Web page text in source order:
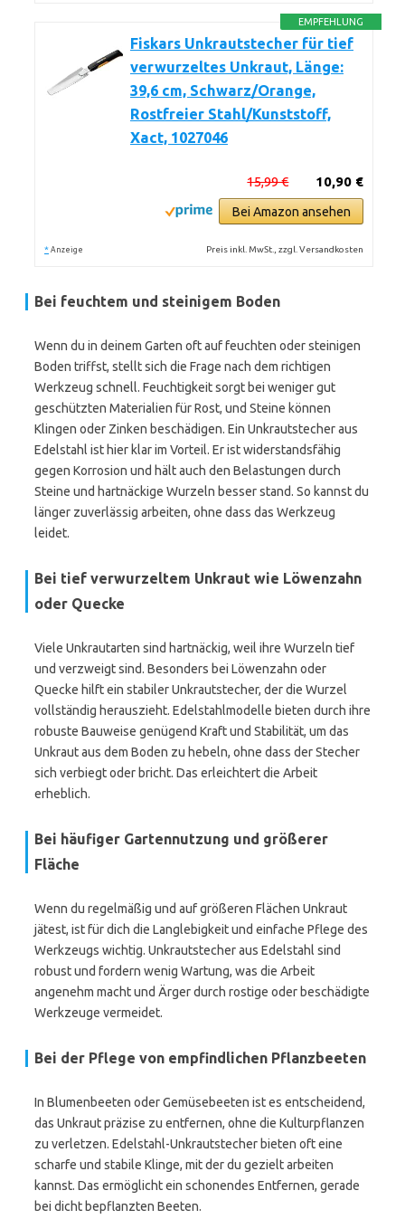
EMPFEHLUNG
Fiskars Unkrautstecher für tief
verwurzeltes Unkraut, Länge:
39,6 cm, Schwarz/Orange,
Rostfreier Stahl/Kunststoff,
Xact, 1027046
10,90 €
15,99 €
Bei Amazon ansehen
* Anzeige Preis inkl. MwSt., zzgl. Versandkosten
Bei feuchtem und steinigem Boden
Wenn du in deinem Garten oft auf feuchten oder steinigen
Boden triffst, stellt sich die Frage nach dem richtigen
Werkzeug schnell. Feuchtigkeit sorgt bei weniger gut
geschützten Materialien für Rost, und Steine können
Klingen oder Zinken beschädigen. Ein Unkrautstecher aus
Edelstahl ist hier klar im Vorteil. Er ist widerstandsfähig
gegen Korrosion und hält auch den Belastungen durch
Steine und hartnäckige Wurzeln besser stand. So kannst du
länger zuverlässig arbeiten, ohne dass das Werkzeug
leidet.
Bei tief verwurzeltem Unkraut wie Löwenzahn
oder Quecke
Viele Unkrautarten sind hartnäckig, weil ihre Wurzeln tief
und verzweigt sind. Besonders bei Löwenzahn oder
Quecke hilft ein stabiler Unkrautstecher, der die Wurzel
vollständig herauszieht. Edelstahlmodelle bieten durch ihre
robuste Bauweise genügend Kraft und Stabilität, um das
Unkraut aus dem Boden zu hebeln, ohne dass der Stecher
sich verbiegt oder bricht. Das erleichtert die Arbeit
erheblich.
Bei häufiger Gartennutzung und größerer
Fläche
Wenn du regelmäßig und auf größeren Flächen Unkraut
jätest, ist für dich die Langlebigkeit und einfache Pflege des
Werkzeugs wichtig. Unkrautstecher aus Edelstahl sind
robust und fordern wenig Wartung, was die Arbeit
angenehm macht und Ärger durch rostige oder beschädigte
Werkzeuge vermeidet.
Bei der Pflege von empfindlichen Pflanzbeeten
In Blumenbeeten oder Gemüsebeeten ist es entscheidend,
das Unkraut präzise zu entfernen, ohne die Kulturpflanzen
zu verletzen. Edelstahl-Unkrautstecher bieten oft eine
scharfe und stabile Klinge, mit der du gezielt arbeiten
kannst. Das ermöglicht ein schonendes Entfernen, gerade
bei dicht bepflanzten Beeten.